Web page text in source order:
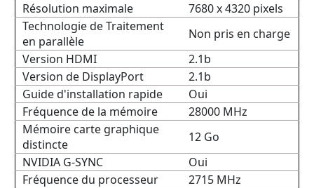
Résolution maximale
7680 x 4320 pixels
Technologie de Traitement
en parallèle
Non pris en charge
Version HDMI
2.1b
Version de DisplayPort
2.1b
Guide d'installation rapide
Oui
Fréquence de la mémoire
28000 MHz
Mémoire carte graphique
distincte
12 Go
NVIDIA G-SYNC
Oui
Fréquence du processeur
2715 MHz